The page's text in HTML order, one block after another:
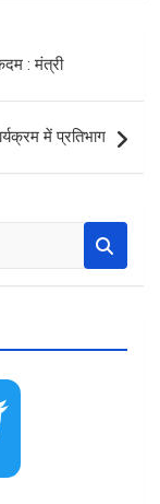
ar
: मंत्री
में प्रतिभाग